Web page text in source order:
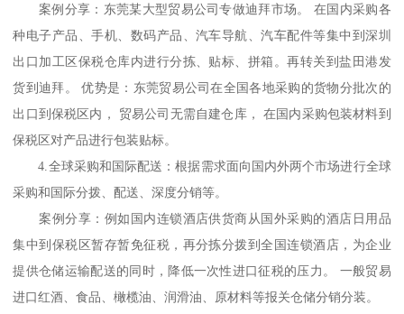
案例分享：东莞某大型贸易公司专做迪拜市场。 在国内采购各
种电子产品、手机、数码产品、汽车导航、汽车配件等集中到深圳
出口加工区保税仓库内进行分拣、贴标、拼箱。再转关到盐田港发
货到迪拜。 优势是：东莞贸易公司在全国各地采购的货物分批次的
出口到保税区内， 贸易公司无需自建仓库， 在国内采购包装材料到
保税区对产品进行包装贴标。
4.全球采购和国际配送：根据需求面向国内外两个市场进行全球
采购和国际分拨、配送、深度分销等。
案例分享：例如国内连锁酒店供货商从国外采购的酒店日用品
集中到保税区暂存暂免征税，再分拣分拨到全国连锁酒店，为企业
提供仓储运输配送的同时，降低一次性进口征税的压力。 一般贸易
进口红酒、食品、橄榄油、润滑油、原材料等报关仓储分销分装。